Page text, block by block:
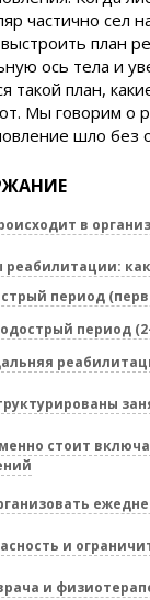
частично сел
план
ось тела и
такой план,
Мы говорим о
шло без
в
реабилитации:
период
период
стоит
и
и